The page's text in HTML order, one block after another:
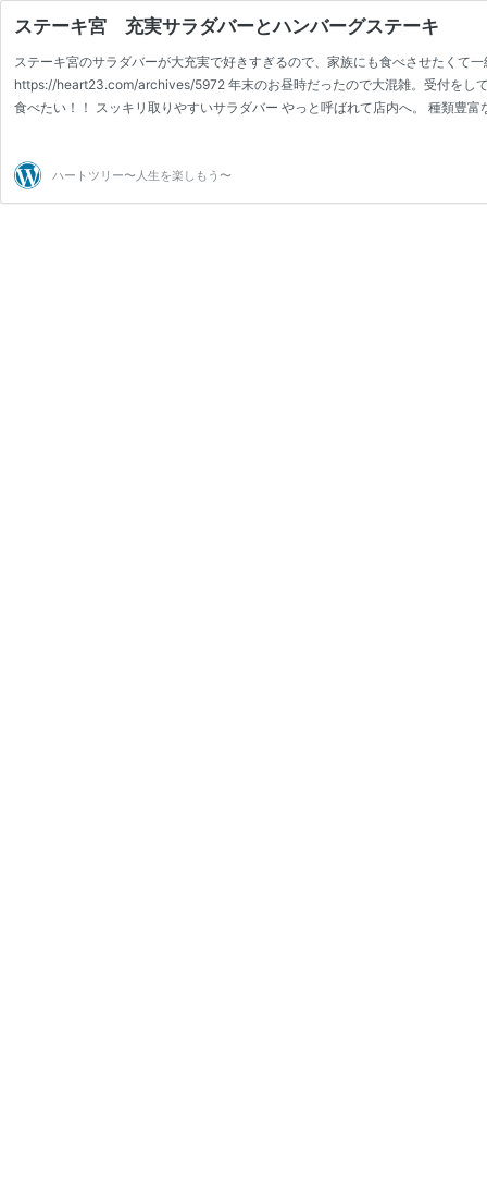
ステーキ宮 充実サラダバーとハンバーグステーキ
ステーキ宮のサラダバーが大充実で好きすぎるので、家族にも食べさせたくて
https://heart23.com/archives/5972 年末のお昼時だったので大混雑。受付をし
食べたい！！ スッキリ取りやすいサラダバー やっと呼ばれて店内へ。 種類豊
ハートツリー〜人生を楽しもう〜